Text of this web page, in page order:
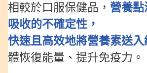
相較於口服保健品， 營養點
吸收的不確定性，
快速且高效地將營養素送入
體恢復能量、提升免疫力。